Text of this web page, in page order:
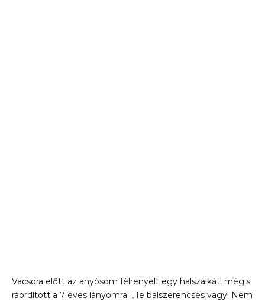
Vacsora előtt az anyósom félrenyelt egy halszálkát, mégis
ráordított a 7 éves lányomra: „Te balszerencsés vagy! Nem